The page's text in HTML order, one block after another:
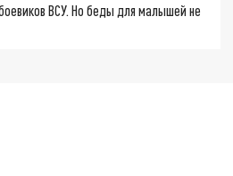
ВСУ. Но беды для малышей не